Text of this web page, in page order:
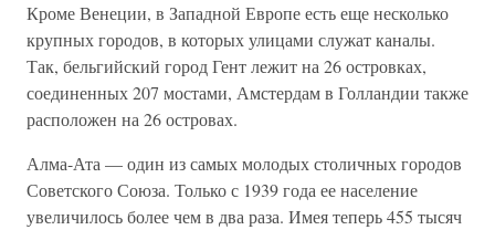
Кроме Венеции, в Западной Европе есть еще несколько
крупных городов, в которых улицами служат каналы.
Так, бельгийский город Гент лежит на 26 островках,
соединенных 207 мостами, Амстердам в Голландии также
расположен на 26 островах.
Алма-Ата — один из самых молодых столичных городов
Советского Союза. Только с 1939 года ее население
увеличилось более чем в два раза. Имея теперь 455 тысяч